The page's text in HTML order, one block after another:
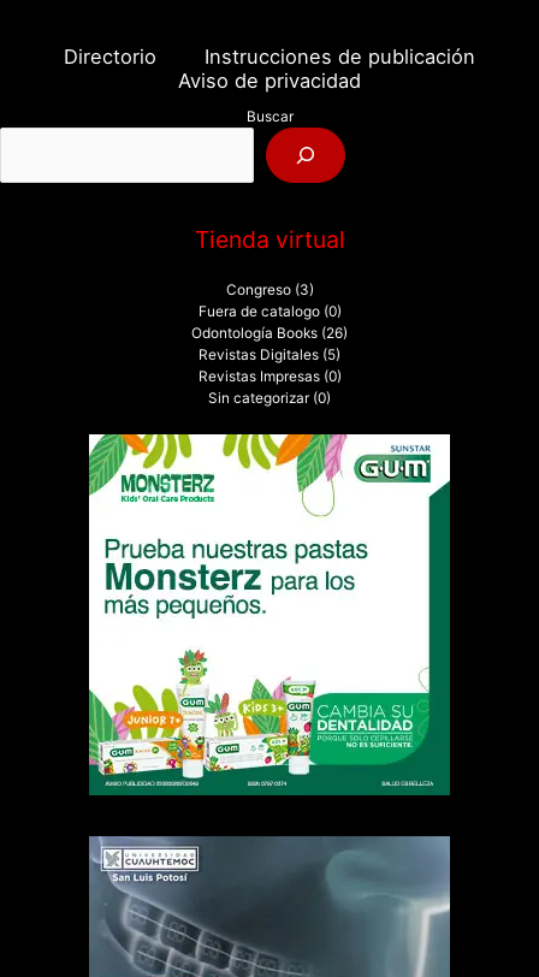
o
:
Directorio
Instrucciones de publicación
Aviso de privacidad
Buscar
Tienda virtual
Congreso (3)
Fuera de catalogo (0)
Odontología Books (26)
Revistas Digitales (5)
Revistas Impresas (0)
Sin categorizar (0)